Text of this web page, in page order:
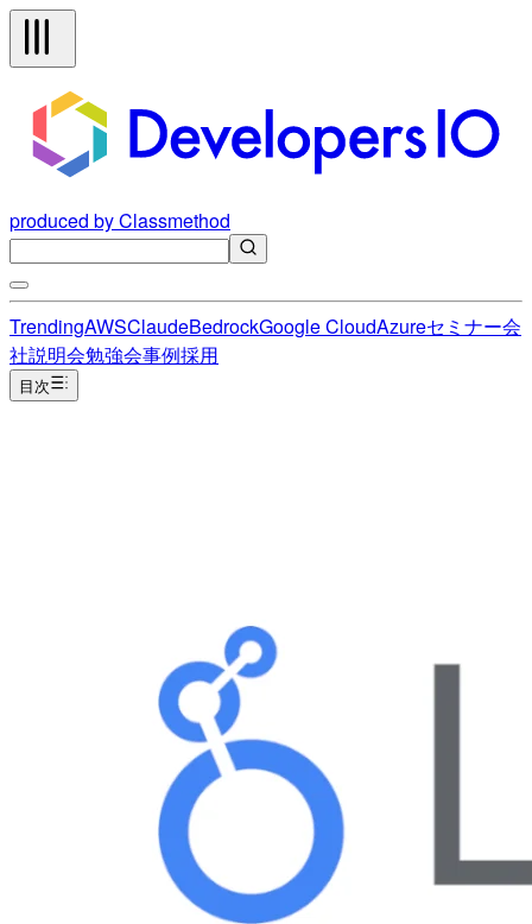
produced by Classmethod
TrendingAWSClaudeBedrockGoogle CloudAzureセミナー会
社説明会勉強会事例採用
目次